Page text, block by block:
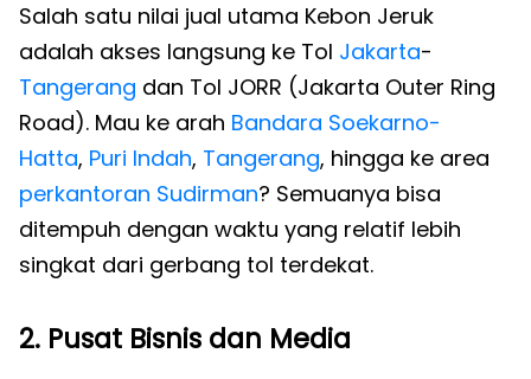
Salah satu nilai jual utama Kebon Jeruk
adalah akses langsung ke Tol Jakarta-
Tangerang dan Tol JORR (Jakarta Outer Ring
Road). Mau ke arah Bandara Soekarno-
Hatta, Puri Indah, Tangerang, hingga ke area
perkantoran Sudirman? Semuanya bisa
ditempuh dengan waktu yang relatif lebih
singkat dari gerbang tol terdekat.
2. Pusat Bisnis dan Media